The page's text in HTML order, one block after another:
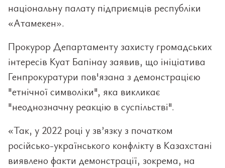
національну палату підприємців республіки
«Атамекен».
Прокурор Департаменту захисту громадських
інтересів Куат Бапінау заявив, що ініціатива
Генпрокуратури пов'язана з демонстрацією
"етнічної символіки", яка викликає
"неоднозначну реакцію в суспільстві".
«Так, у 2022 році у зв’язку з початком
російсько-українського конфлікту в Казахстані
виявлено факти демонстрації, зокрема, на